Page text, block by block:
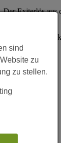
Exiterlös
ihres
sind
zu
zu stellen.